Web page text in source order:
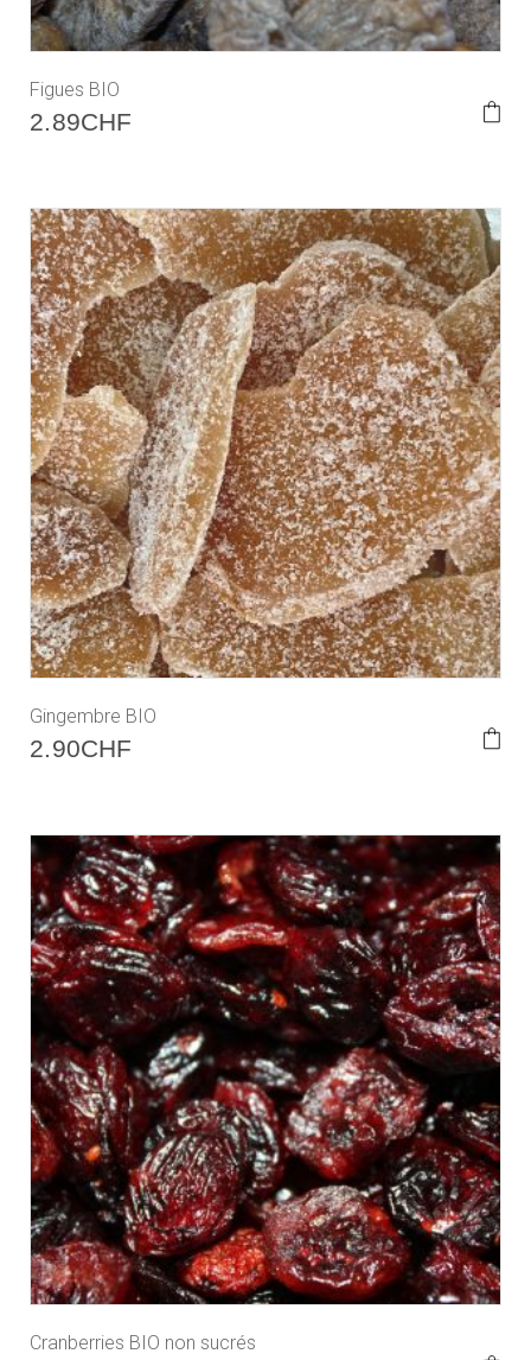
Figues BIO
2.89CHF
Gingembre BIO
2.90CHF
Cranberries BIO non sucrés